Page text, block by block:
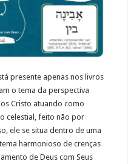
presente apenas nos livros
o tema da perspectiva
Cristo atuando como
celestial, feito não por
ele se situa dentro de uma
harmonioso de crenças
de Deus com Seus